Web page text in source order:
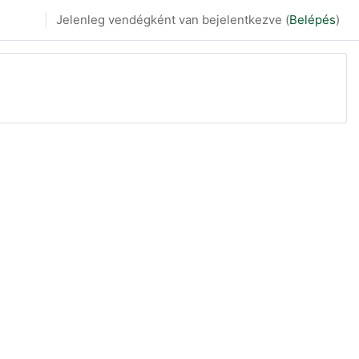
Jelenleg vendégként van bejelentkezve (Belépés)